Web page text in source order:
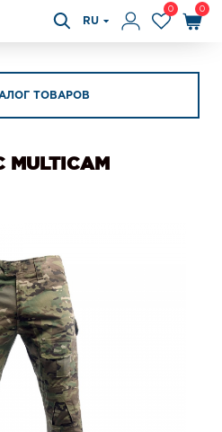
RU
0 0
ТОВАРОВ